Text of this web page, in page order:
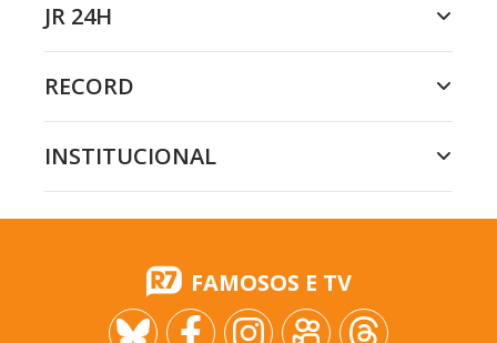
JR 24H
RECORD
INSTITUCIONAL
FAMOSOS E TV